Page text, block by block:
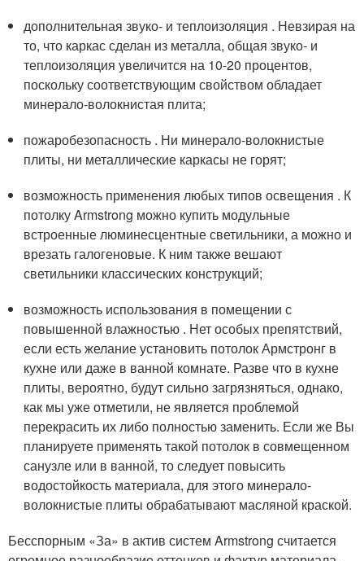
дополнительная звуко- и теплоизоляция . Невзирая на
то, что каркас сделан из металла, общая звуко- и
теплоизоляция увеличится на 10-20 процентов,
поскольку соответствующим свойством обладает
минерало-волокнистая плита;
пожаробезопасность . Ни минерало-волокнистые
плиты, ни металлические каркасы не горят;
возможность применения любых типов освещения . К
потолку Armstrong можно купить модульные
встроенные люминесцентные светильники, а можно и
врезать галогеновые. К ним также вешают
светильники классических конструкций;
возможность использования в помещении с
повышенной влажностью . Нет особых препятствий,
если есть желание установить потолок Армстронг в
кухне или даже в ванной комнате. Разве что в кухне
плиты, вероятно, будут сильно загрязняться, однако,
как мы уже отметили, не является проблемой
перекрасить их либо полностью заменить. Если же Вы
планируете применять такой потолок в совмещенном
санузле или в ванной, то следует повысить
водостойкость материала, для этого минерало-
волокнистые плиты обрабатывают масляной краской.
Бесспорным «За» в актив систем Armstrong считается